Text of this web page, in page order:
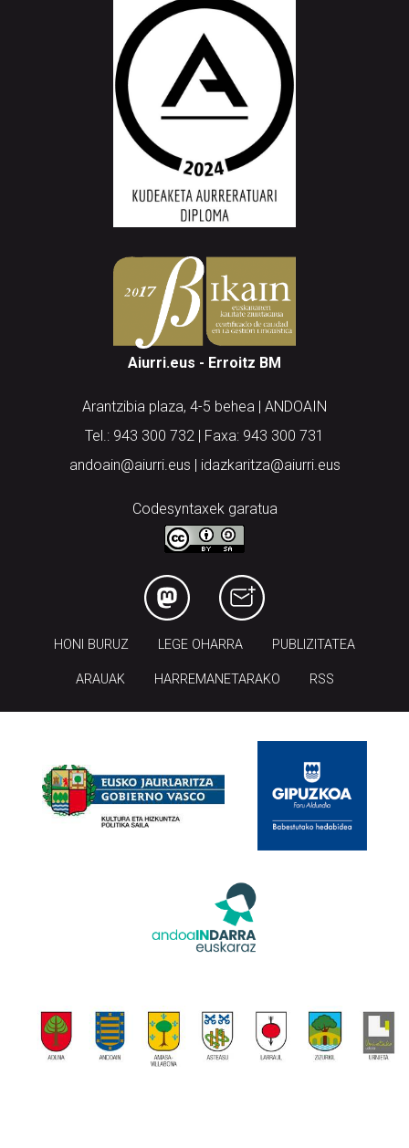
Aiurri.eus - Erroitz BM
Arantzibia plaza, 4-5 behea | ANDOAIN
Tel.: 943 300 732 | Faxa: 943 300 731
andoain@aiurri.eus | idazkaritza@aiurri.eus
Codesyntaxek garatua
HONI BURUZ LEGE OHARRA PUBLIZITATEA
ARAUAK HARREMANETARAKO RSS